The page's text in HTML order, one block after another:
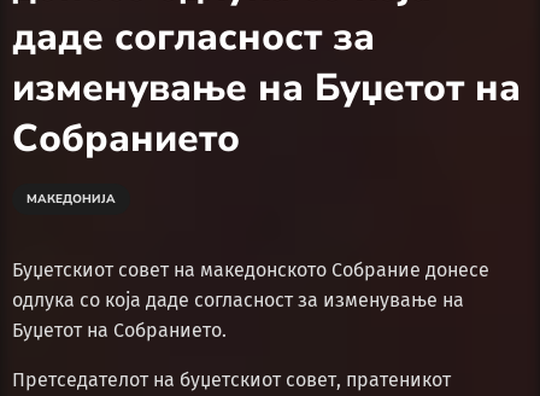
даде согласност за
изменување на Буџетот на
Собранието
МАКЕДОНИЈА
Буџетскиот совет на македонското Собрание донесе
одлука со која даде согласност за изменување на
Буџетот на Собранието.
Претседателот на буџетскиот совет, пратеникот